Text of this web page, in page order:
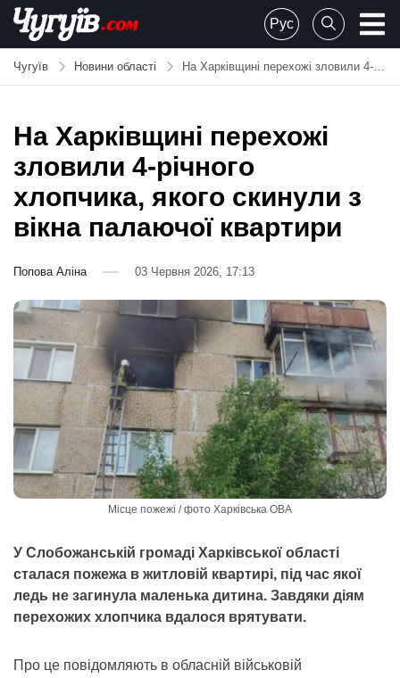
Skip
content
Chuguiv
Рус
Чугуїв Новини області На Харківщині перехожі зловили 4-річного хлопчика, якого скинули з вікна палаючої квартири
На Харківщині перехожі
зловили 4-річного
хлопчика, якого скинули з
вікна палаючої квартири
Попова Аліна 03 Червня 2026, 17:13
Місце пожежі / фото Харківська ОВА
У Слобожанській громаді Харківської області
сталася пожежа в житловій квартирі, під час якої
ледь не загинула маленька дитина. Завдяки діям
перехожих хлопчика вдалося врятувати.
Про це повідомляють в обласній військовій